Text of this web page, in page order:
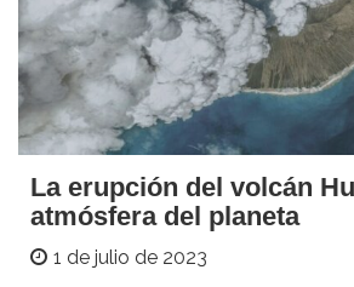
La erupción del volcán
atmósfera del planeta
1 de julio de 2023